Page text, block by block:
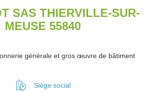
SAS THIERVILLE-SUR-
MEUSE 55840
générale et gros œuvre de bâtiment
Siège social